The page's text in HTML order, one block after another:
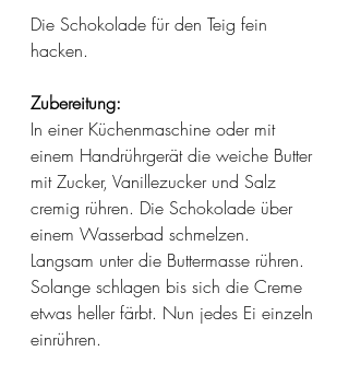
Die Schokolade für den Teig fein
hacken.
Zubereitung:
In einer Küchenmaschine oder mit
einem Handrührgerät die weiche Butter
mit Zucker, Vanillezucker und Salz
cremig rühren. Die Schokolade über
einem Wasserbad schmelzen.
Langsam unter die Buttermasse rühren.
Solange schlagen bis sich die Creme
etwas heller färbt. Nun jedes Ei einzeln
einrühren.